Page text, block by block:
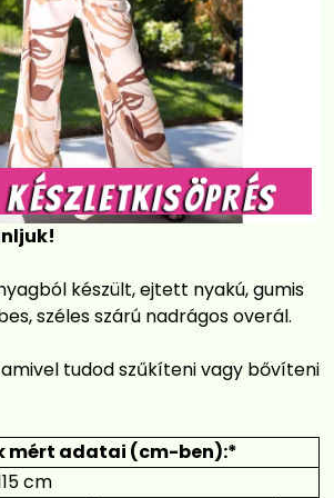
készült, ejtett nyakú, gumis
széles szárú nadrágos overál.
tudod szűkíteni vagy bővíteni
mért adatai (cm-ben):*
cm